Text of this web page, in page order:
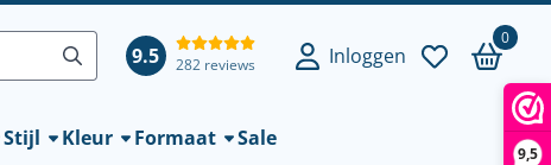
9,5
9.5 282 reviews Inloggen
0
Stijl Kleur Formaat Sale